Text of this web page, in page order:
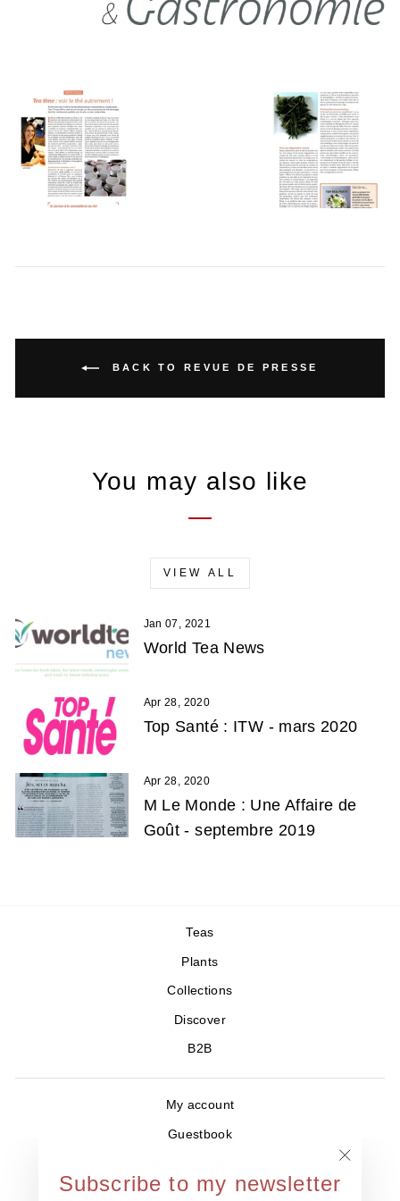
Subscribe to my newsletter
BACK TO REVUE DE PRESSE
You may also like
VIEW ALL
Jan 07, 2021
World Tea News
Apr 28, 2020
Top Santé : ITW - mars 2020
Apr 28, 2020
M Le Monde : Une Affaire de
Goût - septembre 2019
Teas
Plants
Collections
Discover
B2B
My account
Guestbook
Contact